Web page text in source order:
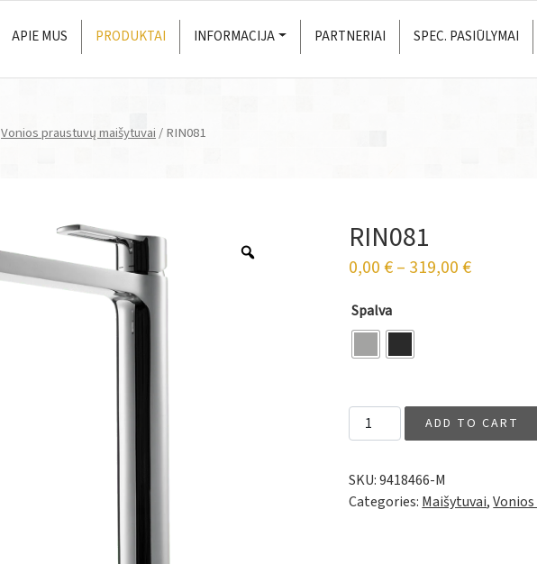
APIE MUS PRODUKTAI INFORMACIJA PARTNERIAI SPEC. PASIŪLYMAI
Vonios praustuvų maišytuvai/ RIN081
RIN081
0,00€– 319,00€
Spalva
RIN081 quantityADD TO CART
SKU:9418466-M
Categories: Maišytuvai,